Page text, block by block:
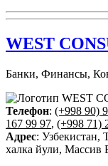
WEST
Банки, Финансы,
Телефон: (+998 90)
167 99 97, (+998 71)
Адрес: Узбекистан,
халка йули, Массив